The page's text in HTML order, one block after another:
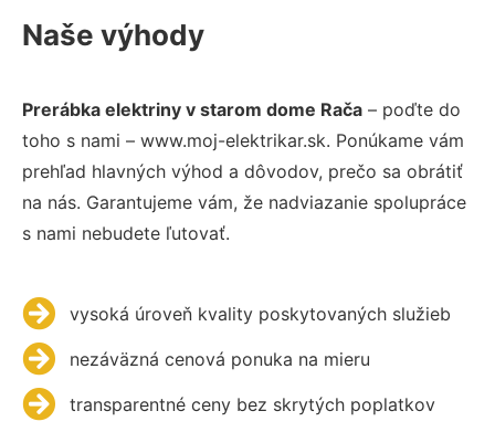
Naše výhody
Prerábka elektriny v starom dome Rača – poďte do
toho s nami – www.moj-elektrikar.sk. Ponúkame vám
prehľad hlavných výhod a dôvodov, prečo sa obrátiť
na nás. Garantujeme vám, že nadviazanie spolupráce
s nami nebudete ľutovať.
vysoká úroveň kvality poskytovaných služieb
nezáväzná cenová ponuka na mieru
transparentné ceny bez skrytých poplatkov